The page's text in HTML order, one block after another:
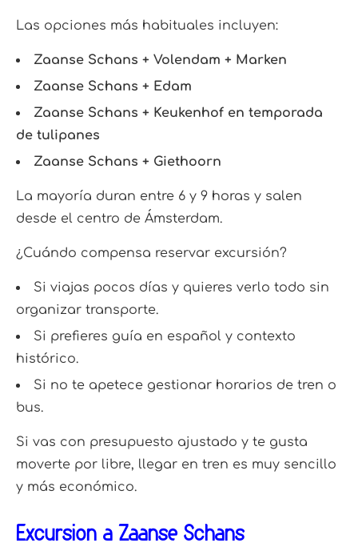
Las opciones más habituales incluyen:
Zaanse Schans + Volendam + Marken
Zaanse Schans + Edam
Zaanse Schans + Keukenhof en temporada
de tulipanes
Zaanse Schans + Giethoorn
La mayoría duran entre 6 y 9 horas y salen
desde el centro de Ámsterdam.
¿Cuándo compensa reservar excursión?
Si viajas pocos días y quieres verlo todo sin
organizar transporte.
Si prefieres guía en español y contexto
histórico.
Si no te apetece gestionar horarios de tren o
bus.
Si vas con presupuesto ajustado y te gusta
moverte por libre, llegar en tren es muy sencillo
y más económico.
Excursión a Zaanse Schans